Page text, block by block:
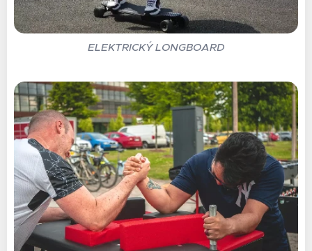
ELEKTRICKÝ LONGBOARD